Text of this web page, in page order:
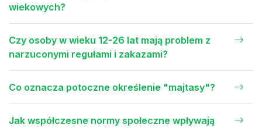
wiekowych?
Czy osoby w wieku 12-26 lat mają problem z
narzuconymi regułami i zakazami?
Co oznacza potoczne określenie "majtasy"?
Jak współczesne normy społeczne wpływają